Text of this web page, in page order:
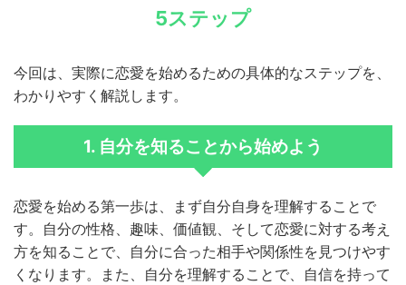
5ステップ
今回は、実際に恋愛を始めるための具体的なステップを、
わかりやすく解説します。
1. 自分を知ることから始めよう
恋愛を始める第一歩は、まず自分自身を理解することで
す。自分の性格、趣味、価値観、そして恋愛に対する考え
方を知ることで、自分に合った相手や関係性を見つけやす
くなります。また、自分を理解することで、自信を持って